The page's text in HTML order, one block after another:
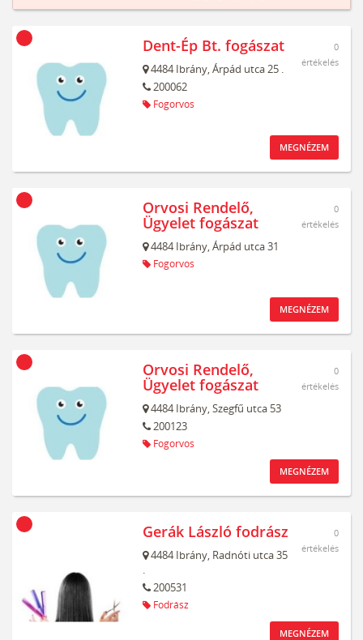
Dent-Ép Bt. fogászat
4484 Ibrány,Árpád utca 25 .
200062
Fogorvos
0
értékelés
MEGNÉZEM
Orvosi Rendelő,
Ügyelet fogászat
4484 Ibrány,Árpád utca 31
Fogorvos
0
értékelés
MEGNÉZEM
Orvosi Rendelő,
Ügyelet fogászat
4484 Ibrány,Szegfű utca 53
200123
Fogorvos
0
értékelés
MEGNÉZEM
Gerák László fodrász
4484 Ibrány, Radnóti utca 35
.
200531
Fodrász
0
értékelés
MEGNÉZEM